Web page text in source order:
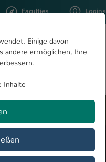
Faculties Logins
RESEARCH
Einige davon
andere ermöglichen, Ihre
Inhalte